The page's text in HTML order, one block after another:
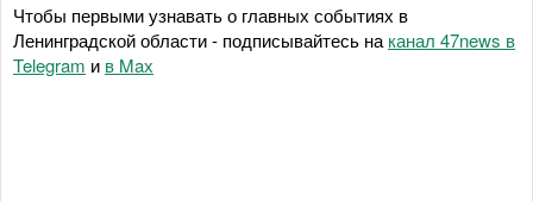
Чтобы первыми узнавать о главных событиях в
Ленинградской области - подписывайтесь на канал 47news в
Telegram и в Maх